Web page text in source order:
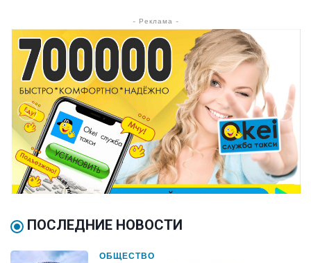
- Реклама -
ПОСЛЕДНИЕ НОВОСТИ
ОБЩЕСТВО